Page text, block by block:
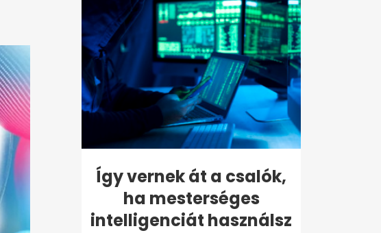
Így vernek át a csalók,
ha mesterséges
intelligenciát használsz